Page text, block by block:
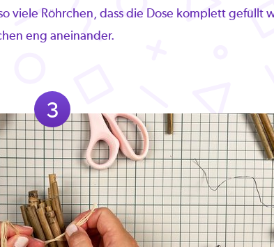
viele Röhrchen, dass die Dose komplett gefüllt
eng aneinander.
3